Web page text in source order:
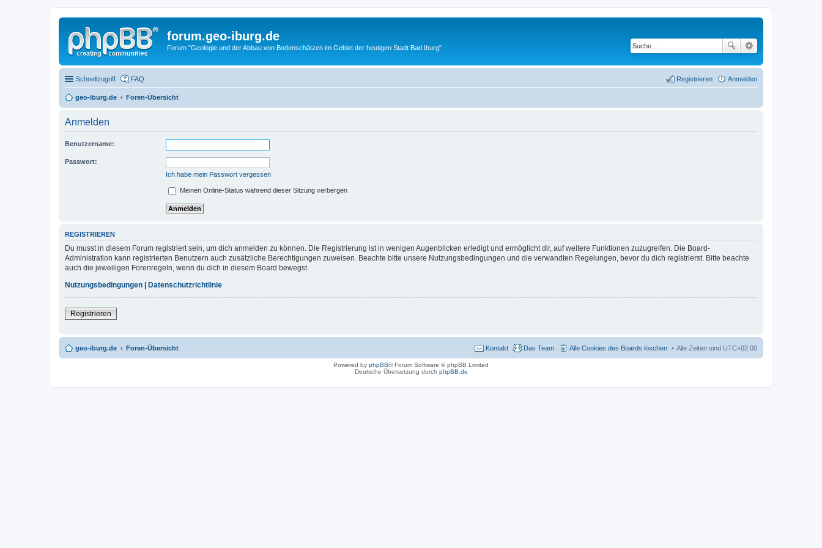
forum.geo-iburg.de
Forum "Geologie und der Abbau von Bodenschätzen im Gebiet der heutigen Stadt Bad Iburg"
Schnellzugriff FAQ Anmelden
Registrieren
geo-iburg.de Foren-Übersicht
Anmelden
Benutzername:
Passwort:
Ich habe mein Passwort vergessen
Meinen Online-Status während dieser Sitzung verbergen
REGISTRIEREN
Du musst in diesem Forum registriert sein, um dich anmelden zu können. Die Registrierung ist in wenigen Augenblicken erledigt und ermöglicht dir, auf weitere Funktionen zuzugreifen. Die Board-
Administration kann registrierten Benutzern auch zusätzliche Berechtigungen zuweisen. Beachte bitte unsere Nutzungsbedingungen und die verwandten Regelungen, bevor du dich registrierst. Bitte beachte
auch die jeweiligen Forenregeln, wenn du dich in diesem Board bewegst.
Nutzungsbedingungen
Datenschutzrichtlinie
Registrieren
geo-iburg.de Foren-Übersicht Alle Zeiten sind UTC+02:00
Alle Cookies des Boards löschen
Das Team
Kontakt
Powered by phpBB® Forum Software © phpBB Limited
Deutsche Übersetzung durch phpBB.de